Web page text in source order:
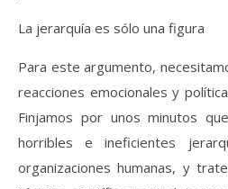
La jerarquía es sólo una figura
Para este argumento,
reacciones emocionales y
Finjamos por unos minutos
horribles e ineficientes
organizaciones humanas, y